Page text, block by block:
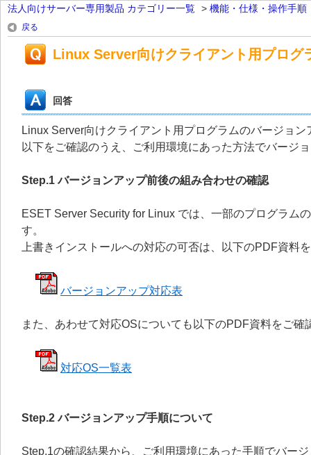
法人向けサーバー専用製品 カテゴリー一覧 > 機能・仕様・操作手順
戻る
Linux Server向けクライアント用プログ
回答
Linux Server向けクライアント用プログラムのバージョ
以下をご確認のうえ、ご利用環境にあった方法でバージ
Step.1 バージョンアップ前後の組み合わせの確認
ESET Server Security for Linux では、一部のプログラム
す。
上書きインストールへの対応の可否は、以下のPDF資料
バージョンアップ対応表
また、あわせて対応OSについても以下のPDF資料をご確
対応OS一覧表
Step.2 バージョンアップ手順について
Step.1の確認結果から、ご利用環境にあった手順でバー